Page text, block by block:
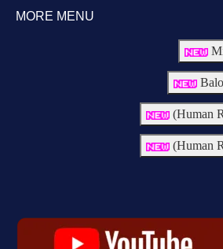
MORE MENU
Human
Human